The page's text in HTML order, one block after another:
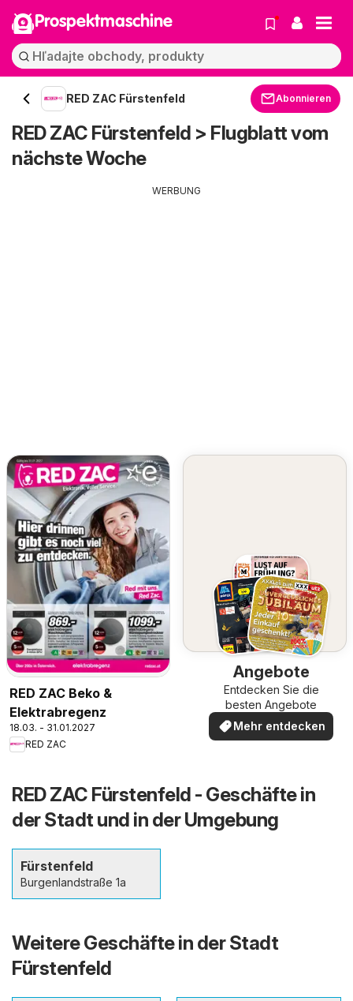
Prospektmaschine
RED ZAC Fürstenfeld Abonnieren
RED ZAC Fürstenfeld > Flugblatt vom
nächste Woche
WERBUNG
RED ZAC Beko &
Elektrabregenz
18.03. - 31.01.2027
RED ZAC
Angebote
Entdecken Sie die
besten Angebote
Mehr entdecken
RED ZAC Fürstenfeld - Geschäfte in
der Stadt und in der Umgebung
Fürstenfeld
Burgenlandstraße 1a
Weitere Geschäfte in der Stadt
Fürstenfeld